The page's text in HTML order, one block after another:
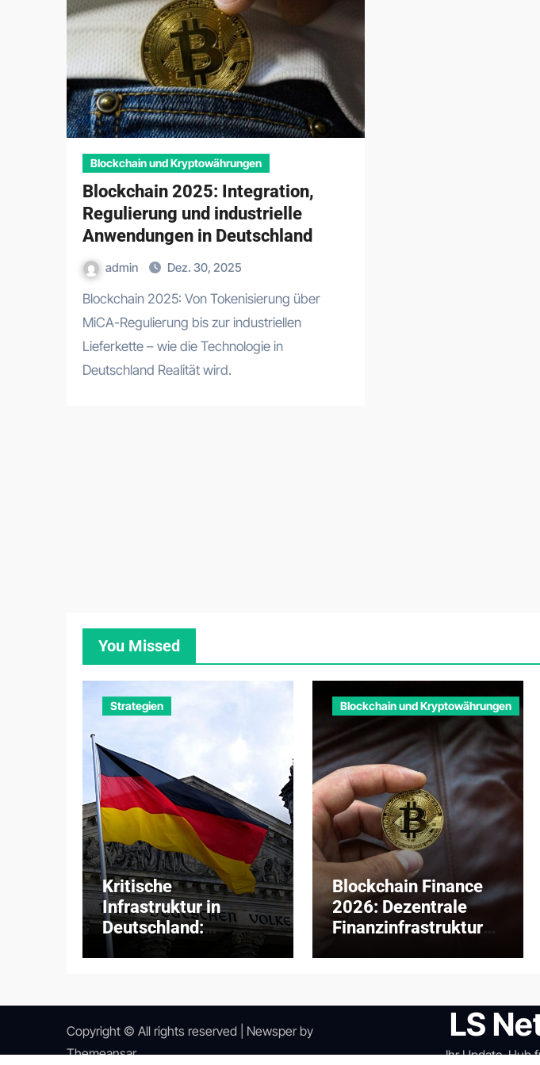
Blockchain und Kryptowährungen
Blockchain 2025: Integration,
Regulierung und industrielle
Anwendungen in Deutschland
admin Dez. 30, 2025
Blockchain 2025: Von Tokenisierung über
MiCA-Regulierung bis zur industriellen
Lieferkette – wie die Technologie in
Deutschland Realität wird.
You Missed
Strategien
Kritische
Infrastruktur in
Deutschland:
Digitalisierung,
2026
Blockchain und Kryptowährungen
Blockchain Finance
2026: Dezentrale
Finanzinfrastruktur
Copyright © All rights reserved Newsperby
Themeansar.
LS
Ihr Update-Hub